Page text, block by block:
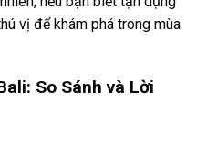
thời gian này.
11 đến tháng 3. Trong
thể tăng đáng kể, đặc